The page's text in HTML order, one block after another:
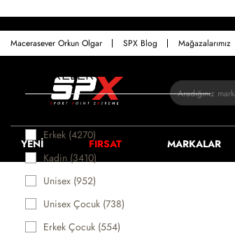
Macerasever Orkun Olgar SPX Blog Mağazalarımız
YENİ FIRSAT MARKALAR
FİLTRELER
Erkek (4270)
Kadin (3410)
Unisex (952)
Unisex Çocuk (738)
Erkek Çocuk (554)